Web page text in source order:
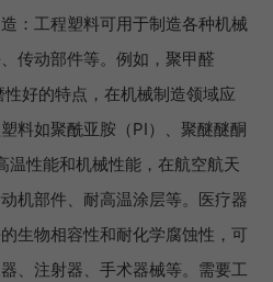
：工程塑料可用于制造各种机械
传动部件等。例如，聚甲醛
性好的特点，在机械制造领域应
料如聚酰亚胺（PI）、聚醚醚酮
温性能和机械性能，在航空航天
机部件、耐高温涂层等。医疗器
生物相容性和耐化学腐蚀性，可
、注射器、手术器械等。需要工